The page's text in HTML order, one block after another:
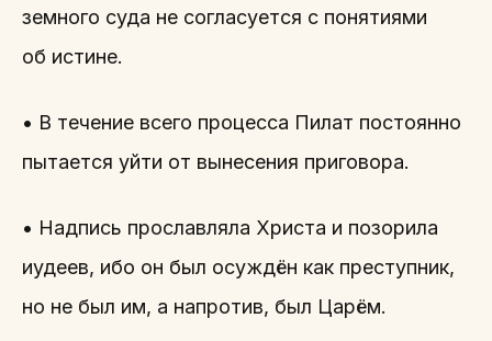
земного суда не согласуется с понятиями
об истине.
• В течение всего процесса Пилат постоянно
пытается уйти от вынесения приговора.
• Надпись прославляла Христа и позорила
иудеев, ибо он был осуждён как преступник,
но не был им, а напротив, был Царём.